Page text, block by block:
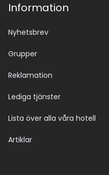
Information
Nyhetsbrev
Grupper
Reklamation
Lediga tjänster
Lista över alla våra hotell
Artiklar